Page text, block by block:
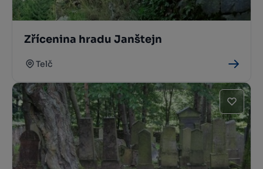
Zřícenina hradu Janštejn
Telč